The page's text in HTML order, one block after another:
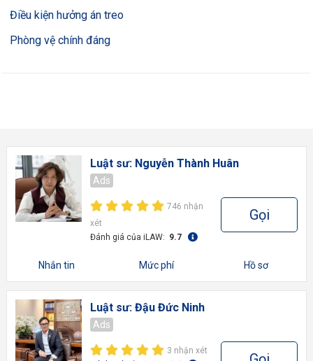
Điều kiện hưởng án treo
Phòng vệ chính đáng
Luật sư: Nguyễn Thành Huân
Ads
746 nhận
xét
Đánh giá của iLAW: 9.7
Gọi
Nhắn tin Mức phí Hồ sơ
Luật sư: Đậu Đức Ninh
Ads
3 nhận xét